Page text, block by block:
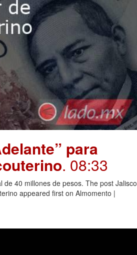
para
. 08:33
de 40 millones de pesos. The post Jalisco
appeared first on Almomento |